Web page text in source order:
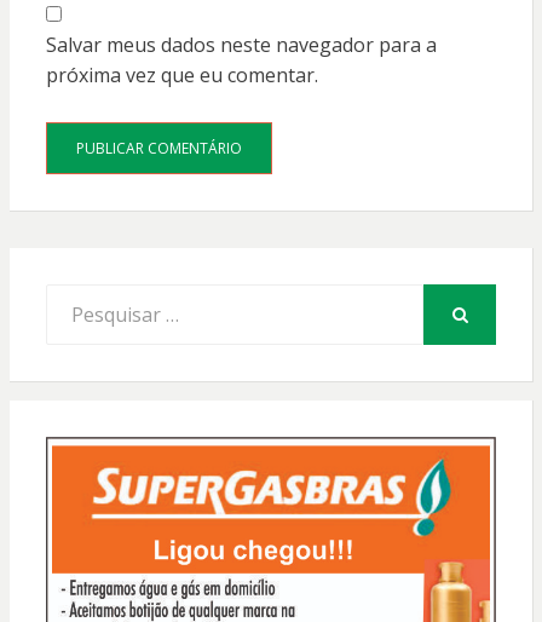
Salvar meus dados neste navegador para a
próxima vez que eu comentar.
por: